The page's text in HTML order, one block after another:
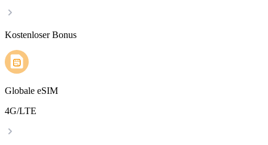
Kostenloser Bonus
Globale eSIM
4G/LTE